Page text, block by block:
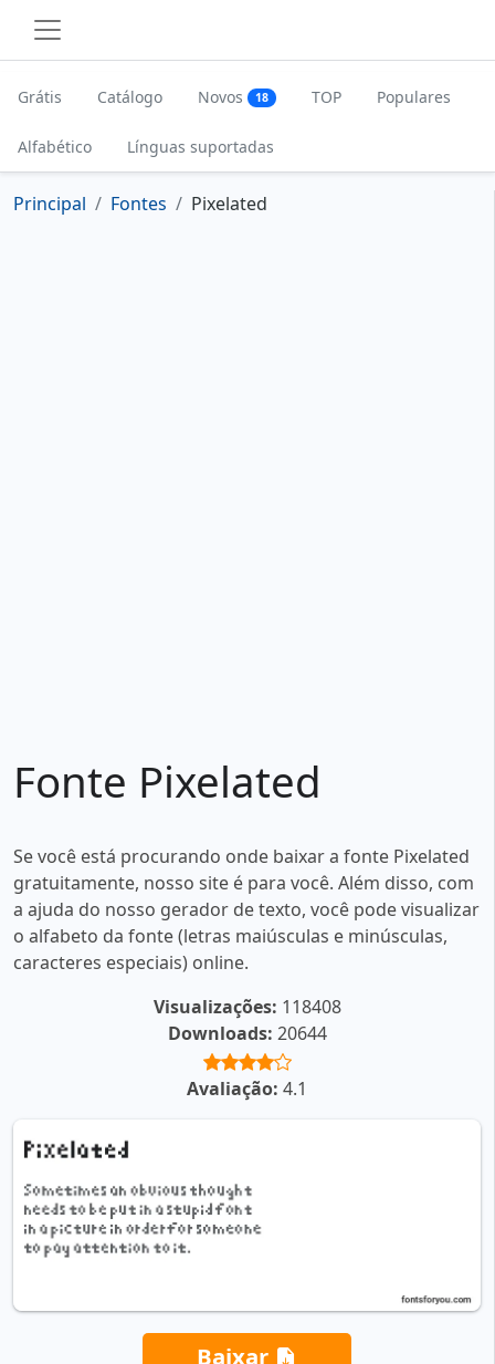
Grátis Catálogo Novos 18 TOP Populares
Alfabético Línguas suportadas
Principal Fontes Pixelated
Fonte Pixelated
Se você está procurando onde baixar a fonte Pixelated
gratuitamente, nosso site é para você. Além disso, com
a ajuda do nosso gerador de texto, você pode visualizar
o alfabeto da fonte (letras maiúsculas e minúsculas,
caracteres especiais) online.
Visualizações: 118408
Downloads: 20644
Avaliação: 4.1
Baixar